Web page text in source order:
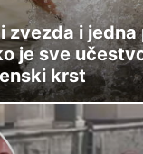
zvezda i jedna
je sve
krst